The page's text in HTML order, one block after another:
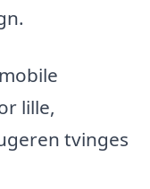
lille,
tvinges